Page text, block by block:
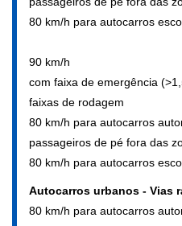
80 km/h para autocarros
90 km/h
com faixa de emergência
faixas de rodagem
80 km/h para autocarros
passageiros de pé fora das
80 km/h para autocarros
Autocarros urbanos - Vias
80 km/h para autocarros